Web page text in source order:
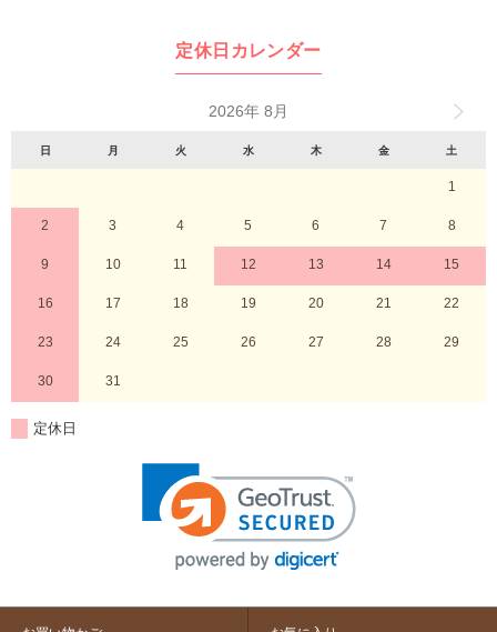
定休日カレンダー
2026年 8月
日 月 火 水 木 金 土
1
2 3 4 5 6 7 8
9 10 11 12 13 14 15
16 17 18 19 20 21 22
23 24 25 26 27 28 29
30 31
定休日